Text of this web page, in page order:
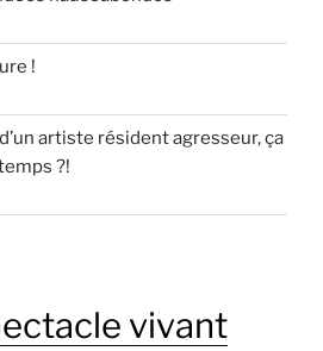
!
artiste résident agresseur, ça
?!
vivant